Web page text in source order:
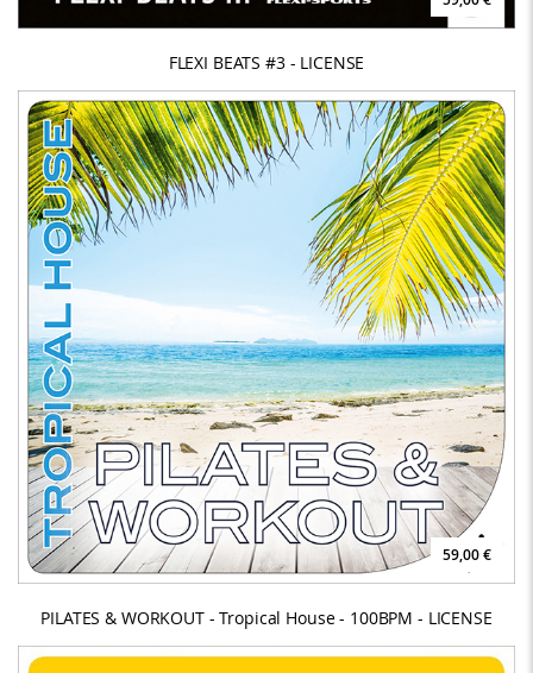
FLEXI BEATS #3 - LICENSE
59,00 €
PILATES & WORKOUT - Tropical House - 100BPM - LICENSE